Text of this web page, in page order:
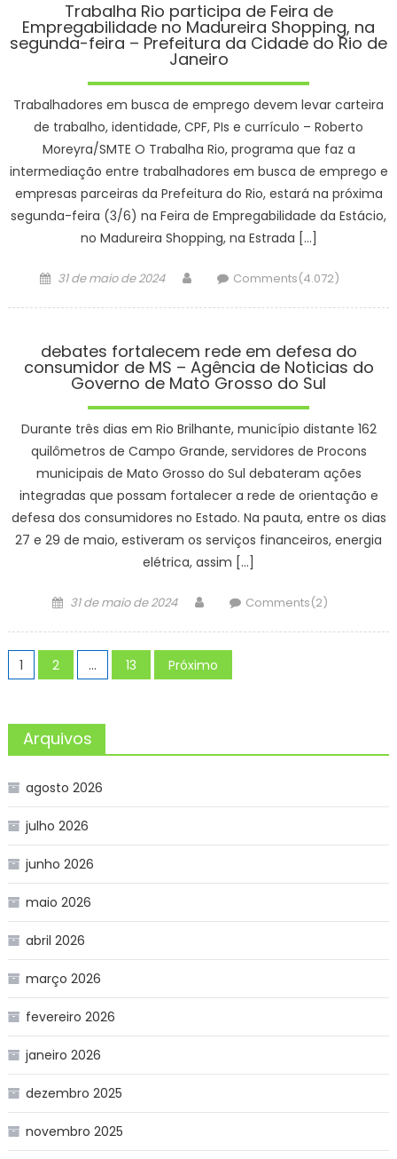
Trabalha Rio participa de Feira de
Empregabilidade no Madureira Shopping, na
segunda-feira – Prefeitura da Cidade do Rio de
Janeiro
Trabalhadores em busca de emprego devem levar carteira
de trabalho, identidade, CPF, PIs e currículo – Roberto
Moreyra/SMTE O Trabalha Rio, programa que faz a
intermediação entre trabalhadores em busca de emprego e
empresas parceiras da Prefeitura do Rio, estará na próxima
segunda-feira (3/6) na Feira de Empregabilidade da Estácio,
no Madureira Shopping, na Estrada […]
Posted
31 de maio de 2024 AuthorComments(4.072)
debates fortalecem rede em defesa do
consumidor de MS – Agência de Noticias do
Governo de Mato Grosso do Sul
Durante três dias em Rio Brilhante, município distante 162
quilômetros de Campo Grande, servidores de Procons
municipais de Mato Grosso do Sul debateram ações
integradas que possam fortalecer a rede de orientação e
defesa dos consumidores no Estado. Na pauta, entre os dias
27 e 29 de maio, estiveram os serviços financeiros, energia
elétrica, assim […]
Posted
31 de maio de 2024 AuthorComments(2)
Paginação
de
posts
1 2 … 13 Próximo
Arquivos
agosto 2026
julho 2026
junho 2026
maio 2026
abril 2026
março 2026
fevereiro 2026
janeiro 2026
dezembro 2025
novembro 2025